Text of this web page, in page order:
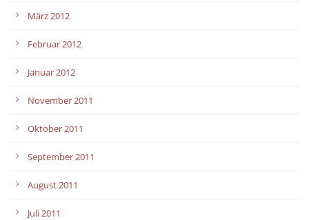
März 2012
Februar 2012
Januar 2012
November 2011
Oktober 2011
September 2011
August 2011
Juli 2011